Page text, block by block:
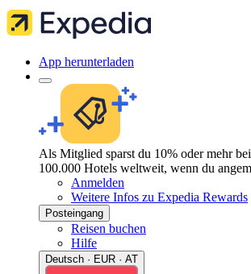
App herunterladen
Als Mitglied sparst du 10% oder mehr
100.000 Hotels weltweit, wenn du
Anmelden
Weitere Infos zu Expedia Rewards
Posteingang
Reisen buchen
Hilfe
Deutsch · EUR · AT